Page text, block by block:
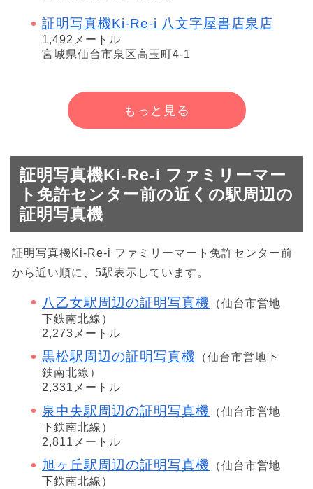
証明写真機Ki-Re-i 八文字屋書店泉店
1,492メートル
宮城県仙台市泉区高玉町4-1
もっと見る
証明写真機Ki-Re-i ファミリーマー
ト免許センター前の近くの駅周辺の
証明写真機
証明写真機Ki-Re-i ファミリーマート免許センター前
から近い順に、5駅表示しています。
八乙女駅周辺の証明写真機
（仙台市営地
下鉄南北線）
2,273メートル
黒松駅周辺の証明写真機
（仙台市営地下
鉄南北線）
2,331メートル
泉中央駅周辺の証明写真機
（仙台市営地
下鉄南北線）
2,811メートル
旭ヶ丘駅周辺の証明写真機
（仙台市営地
下鉄南北線）